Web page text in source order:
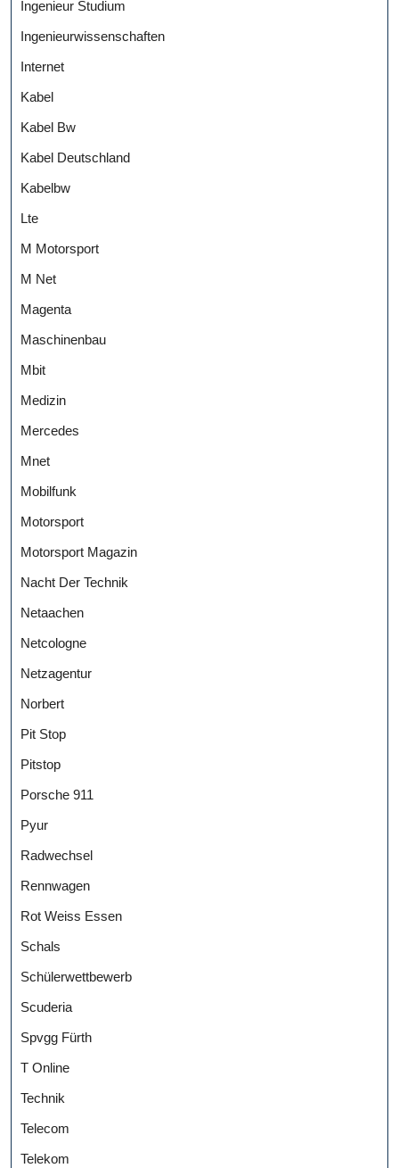
Ingenieur Studium
Ingenieurwissenschaften
Internet
Kabel
Kabel Bw
Kabel Deutschland
Kabelbw
Lte
M Motorsport
M Net
Magenta
Maschinenbau
Mbit
Medizin
Mercedes
Mnet
Mobilfunk
Motorsport
Motorsport Magazin
Nacht Der Technik
Netaachen
Netcologne
Netzagentur
Norbert
Pit Stop
Pitstop
Porsche 911
Pyur
Radwechsel
Rennwagen
Rot Weiss Essen
Schals
Schülerwettbewerb
Scuderia
Spvgg Fürth
T Online
Technik
Telecom
Telekom